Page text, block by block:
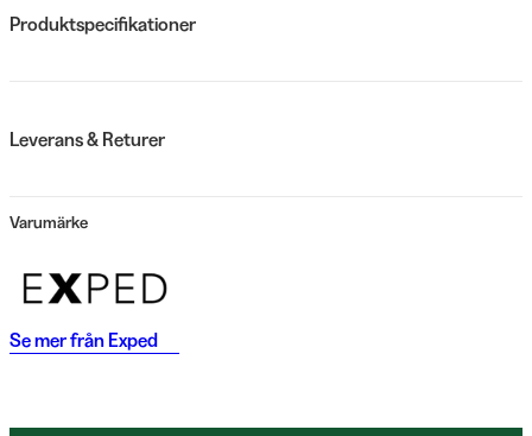
Produktspecifikationer
Leverans & Returer
Varumärke
Se mer från Exped